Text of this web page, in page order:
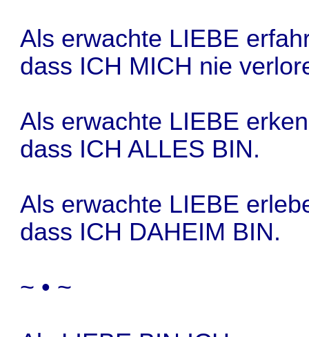
Als erwachte LIEBE
dass ICH MICH nie
Als erwachte LIEBE
dass ICH ALLES BIN.
Als erwachte LIEBE
dass ICH DAHEIM BIN.
~ • ~